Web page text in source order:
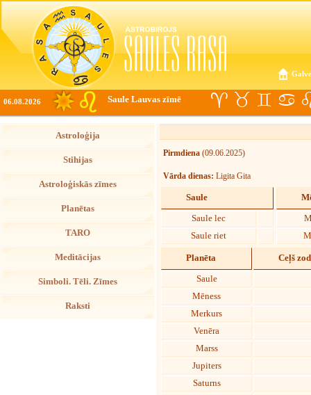
06.08.2026 Saule Lauvas zīmē
Astroloģija
Stihijas
Astroloģiskās zīmes
Planētas
TARO
Meditācijas
Simboli. Tēli. Zīmes
Raksti
Pirmdiena (09.06.2025)
Vārda dienas: Ligita Gita
Saule
Saule lec
Saule riet
Planēta Ceļš
Saule
Mēness
Merkurs
Venēra
Marss
Jupiters
Saturns